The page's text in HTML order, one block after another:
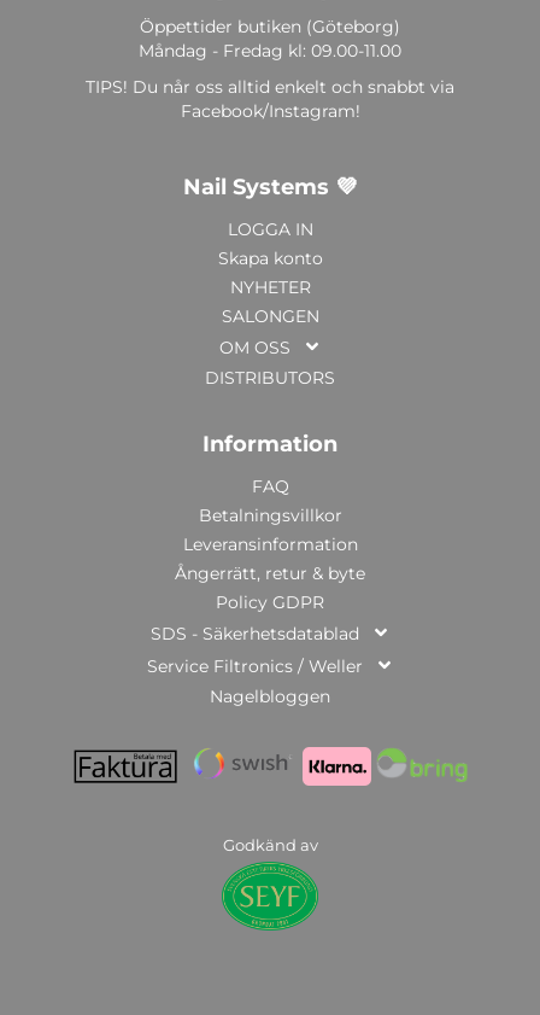
Öppettider butiken (Göteborg)
Måndag - Fredag kl: 09.00-11.00
TIPS! Du når oss alltid enkelt och snabbt via
Facebook/Instagram!
Nail Systems 💜
LOGGA IN
Skapa konto
NYHETER
SALONGEN
OM OSS
DISTRIBUTORS
Information
FAQ
Betalningsvillkor
Leveransinformation
Ångerrätt, retur & byte
Policy GDPR
SDS - Säkerhetsdatablad
Service Filtronics / Weller
Nagelbloggen
Godkänd av